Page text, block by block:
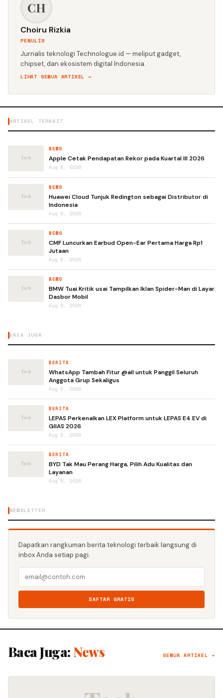
CH
Choiru Rizkia
PENULIS
Jurnalis teknologi Technologue.id — meliput gadget,
chipset, dan ekosistem digital Indonesia.
LIHAT SEMUA ARTIKEL →
ARTIKEL TERKAIT
NEWS
Apple Cetak Pendapatan Rekor pada Kuartal III 2026
Aug 5, 2026
NEWS
Huawei Cloud Tunjuk Redington sebagai Distributor di
Indonesia
Aug 5, 2026
NEWS
CMF Luncurkan Earbud Open-Ear Pertama Harga Rp1
Jutaan
Aug 5, 2026
NEWS
BMW Tuai Kritik usai Tampilkan Iklan Spider-Man di Layar
Dasbor Mobil
Aug 5, 2026
BACA JUGA
BERITA
WhatsApp Tambah Fitur @all untuk Panggil Seluruh
Anggota Grup Sekaligus
Aug 5, 2026
BERITA
LEPAS Perkenalkan LEX Platform untuk LEPAS E4 EV di
GIIAS 2026
Aug 5, 2026
BERITA
BYD Tak Mau Perang Harga, Pilih Adu Kualitas dan
Layanan
Aug 5, 2026
NEWSLETTER
Dapatkan rangkuman berita teknologi terbaik langsung di
inbox Anda setiap pagi.
DAFTAR GRATIS
Baca Juga: News SEMUA ARTIKEL →